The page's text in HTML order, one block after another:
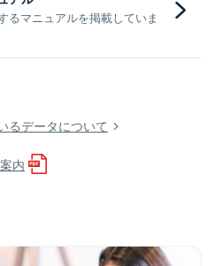
るマニュアルを掲載していま
るデータについて
内